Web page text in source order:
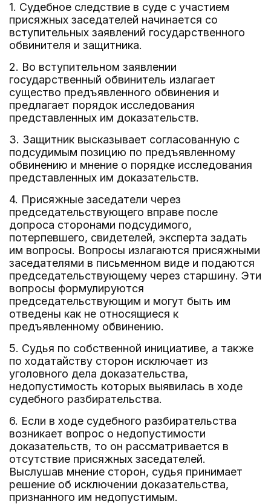
1. Судебное следствие в суде с участием
присяжных заседателей начинается со
вступительных заявлений государственного
обвинителя и защитника.
2. Во вступительном заявлении
государственный обвинитель излагает
существо предъявленного обвинения и
предлагает порядок исследования
представленных им доказательств.
3. Защитник высказывает согласованную с
подсудимым позицию по предъявленному
обвинению и мнение о порядке исследования
представленных им доказательств.
4. Присяжные заседатели через
председательствующего вправе после
допроса сторонами подсудимого,
потерпевшего, свидетелей, эксперта задать
им вопросы. Вопросы излагаются присяжными
заседателями в письменном виде и подаются
председательствующему через старшину. Эти
вопросы формулируются
председательствующим и могут быть им
отведены как не относящиеся к
предъявленному обвинению.
5. Судья по собственной инициативе, а также
по ходатайству сторон исключает из
уголовного дела доказательства,
недопустимость которых выявилась в ходе
судебного разбирательства.
6. Если в ходе судебного разбирательства
возникает вопрос о недопустимости
доказательств, то он рассматривается в
отсутствие присяжных заседателей.
Выслушав мнение сторон, судья принимает
решение об исключении доказательства,
признанного им недопустимым.